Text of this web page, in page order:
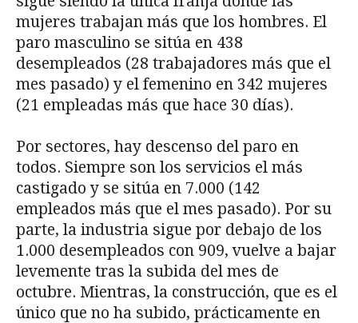
mujeres trabajan más que los hombres. El
paro masculino se sitúa en 438
desempleados (28 trabajadores más que el
mes pasado) y el femenino en 342 mujeres
(21 empleadas más que hace 30 días).
Por sectores, hay descenso del paro en
todos. Siempre son los servicios el más
castigado y se sitúa en 7.000 (142
empleados más que el mes pasado). Por su
parte, la industria sigue por debajo de los
1.000 desempleados con 909, vuelve a bajar
levemente tras la subida del mes de
octubre. Mientras, la construcción, que es el
único que no ha subido, prácticamente en